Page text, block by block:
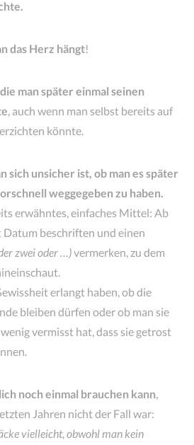
das Herz hängt!
man später einmal seinen
, auch wenn man selbst bereits auf
könnte.
sich unsicher ist, ob man es später
weggegeben zu haben.
erwähntes, einfaches Mittel: Ab
beschriften und einen
zwei oder …)vermerken, zu dem
erlangt haben, ob die
bleiben dürfen oder ob man sie
vermisst hat, dass sie getrost
noch einmal brauchen kann
Jahren nicht der Fall war:
vielleicht, obwohl man kein